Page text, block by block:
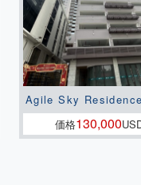
Agile Sky
価格130,000